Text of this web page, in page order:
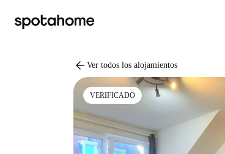
arrow_back Ver todos los alojamientos
VERIFICADO